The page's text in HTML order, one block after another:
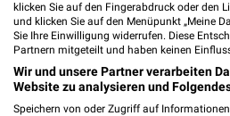
Gesunde Ernährung
Bahnhofstr. 3
09526 Olbernhau
206,82 km • Angebote:
klicken Sie auf den Fingerabdruck oder den
und klicken Sie auf den Menüpunkt „Meine
Sie Ihre Einwilligung widerrufen. Diese
Partnern mitgeteilt und haben keinen
Wir und unsere Partner verarbeiten
Website zu analysieren und
Speichern von oder Zugriff auf